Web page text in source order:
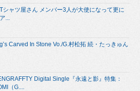
シャツ屋さん メンバー3人が大使になって更に
...
Carved In Stone Vo./G.村松拓 続・たっきゅん
Digital Single『永遠と影』特集：
（G....